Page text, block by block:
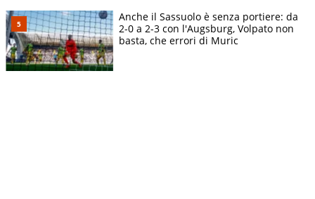
Anche il Sassuolo è senza portiere: da
2-0 a 2-3 con l'Augsburg, Volpato non
basta, che errori di Muric